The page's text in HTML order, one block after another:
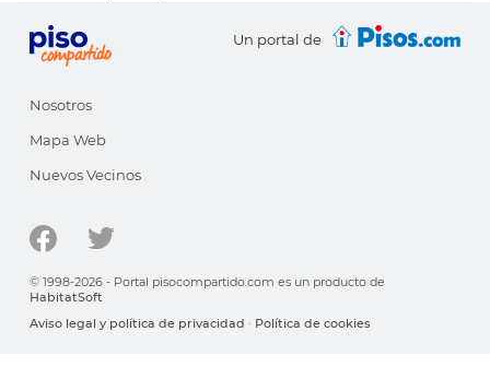
Un portal de
Nosotros
Mapa Web
Nuevos Vecinos
© 1998-2026 - Portal pisocompartido.com es un producto de
HabitatSoft
Aviso legal y política de privacidad · Política de cookies